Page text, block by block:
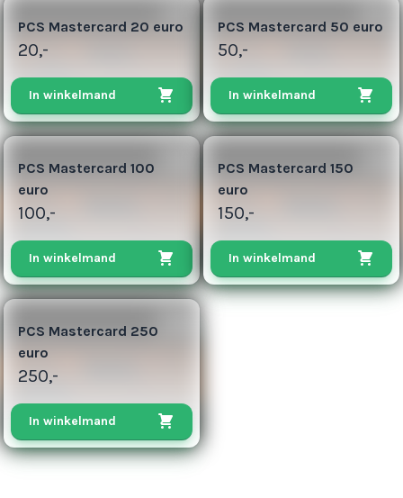
5
PCS Mastercard 20 euro
20,-
In winkelmand
25
PCS Mastercard 50 euro
50,-
In winkelmand
100
PCS Mastercard 100
euro
100,-
In winkelmand
150
PCS Mastercard 150
euro
150,-
In winkelmand
313
PCS Mastercard 250
euro
250,-
In winkelmand